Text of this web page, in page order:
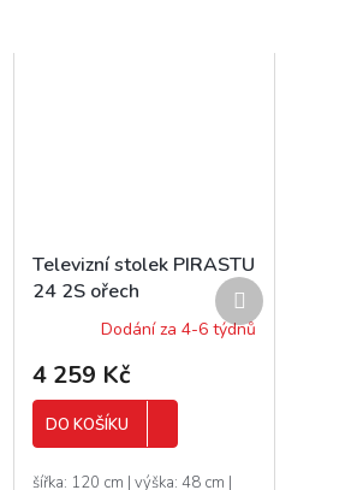
Televizní stolek PIRASTU
24 2S ořech
americký/bíláDodání za 4-6 týdnů
4 259 Kč
DO KOŠÍKU
šířka: 120 cm | výška: 48 cm |
Další
produkt